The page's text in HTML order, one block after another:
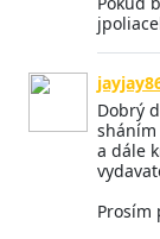
Dobrý
sháním
a dále
Prosím